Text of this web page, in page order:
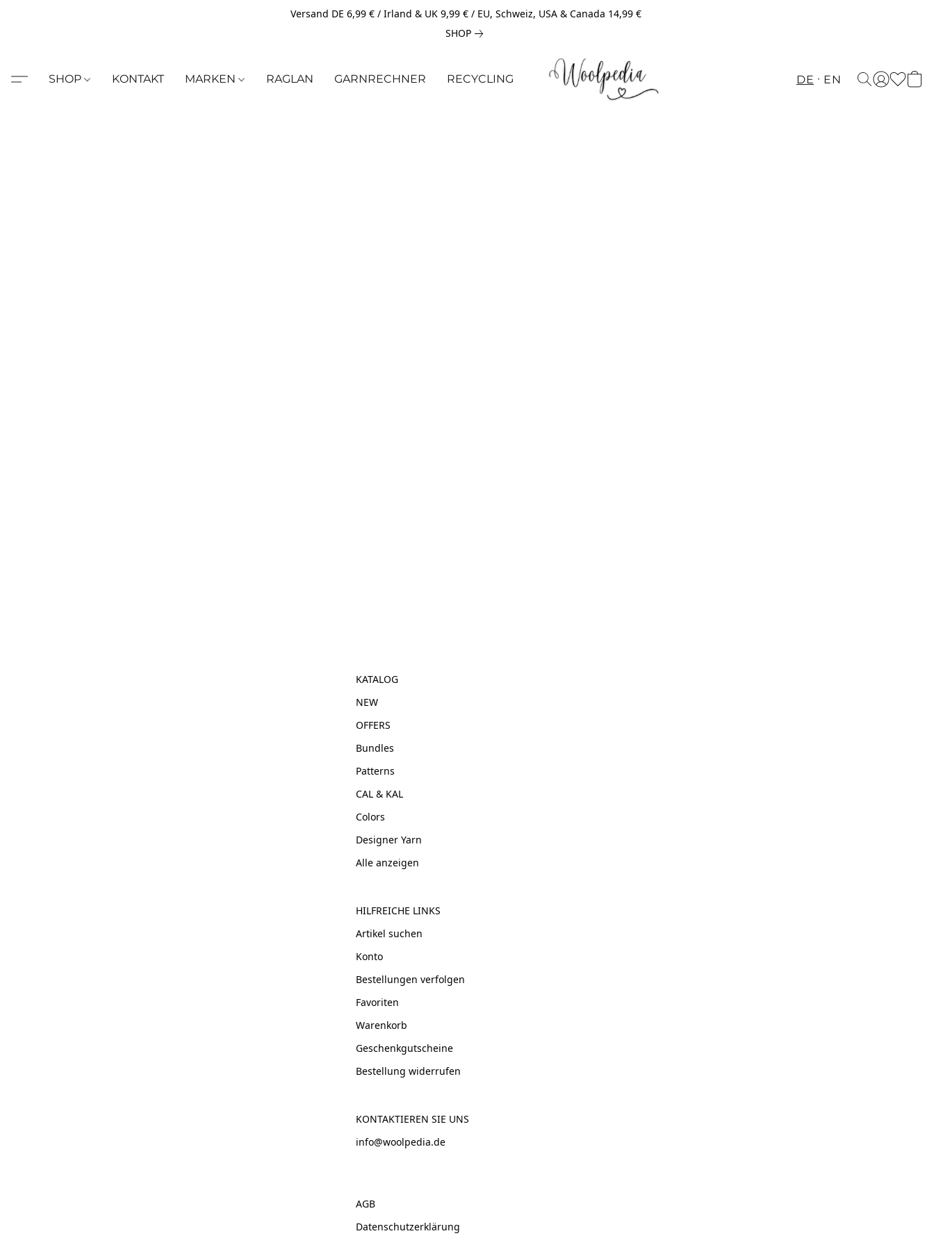
Versand DE 6,99 € / Irland & UK 9,99 € / EU, Schweiz, USA & Canada 14,99 €
SHOP
SHOP KONTAKT MARKEN RAGLAN GARNRECHNER RECYCLING DE EN
KATALOG
NEW
OFFERS
Bundles
Patterns
CAL & KAL
Colors
Designer Yarn
Alle anzeigen
HILFREICHE LINKS
Artikel suchen
Konto
Bestellungen verfolgen
Favoriten
Warenkorb
Geschenkgutscheine
Bestellung widerrufen
KONTAKTIEREN SIE UNS
info@woolpedia.de
AGB
Datenschutzerklärung